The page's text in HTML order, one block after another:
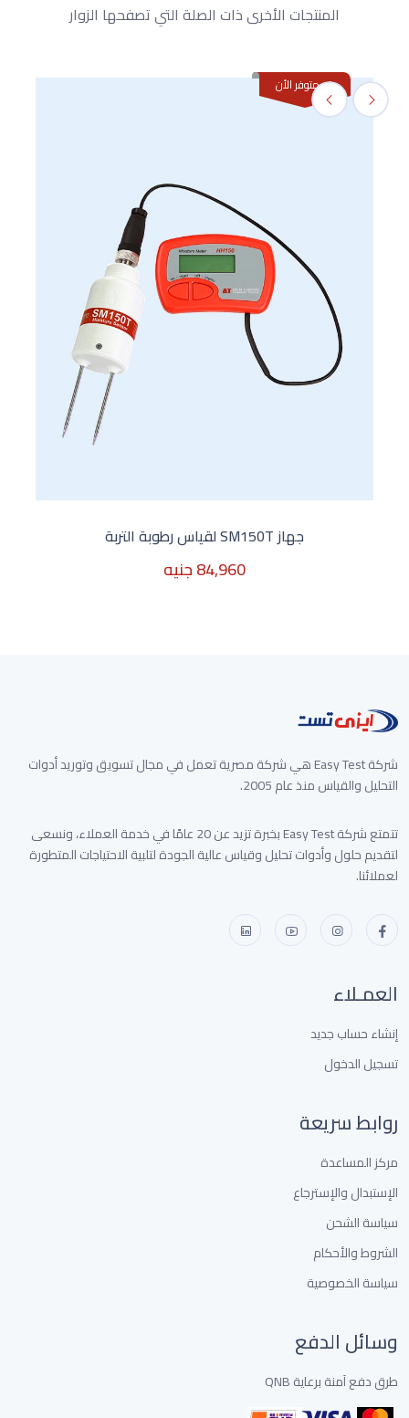
المنتجات الأخرى ذات الصلة التي تصفحها الزوار
غير متوفر الأن
جهاز SM150T لقياس رطوبة التربة
84,960 جنيه
شركة Easy Test هي شركة مصرية تعمل في مجال تسويق وتوريد أدوات
التحليل والقياس منذ عام 2005.
تتمتع شركة Easy Test بخبرة تزيد عن 20 عامًا في خدمة العملاء، ونسعى
لتقديم حلول وأدوات تحليل وقياس عالية الجودة لتلبية الاحتياجات المتطورة
لعملائنا.
العمـلاء
إنشاء حساب جديد
تسجيل الدخول
روابط سريعة
مركز المساعدة
الإستبدال والإسترجاع
سياسة الشحن
الشروط والأحكام
سياسة الخصوصية
وسائل الدفع
طرق دفع آمنة برعاية QNB